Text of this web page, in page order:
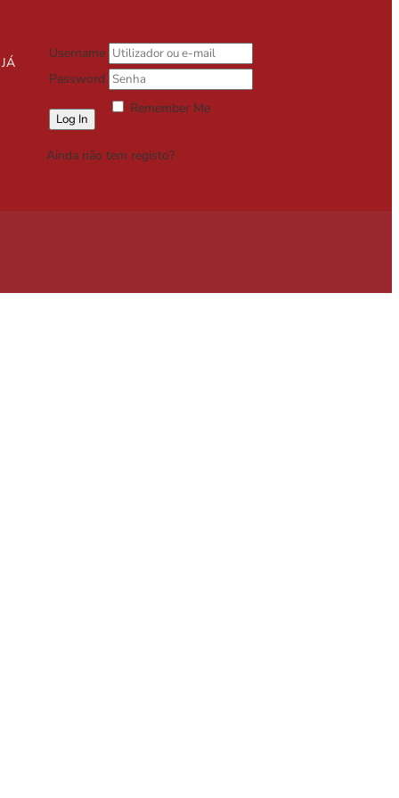
Username
Password
Remember Me
Ainda não tem registo?